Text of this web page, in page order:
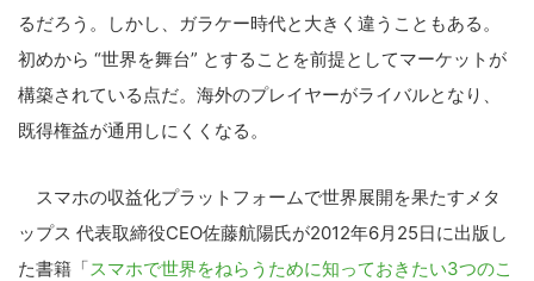
るだろう。しかし、ガラケー時代と大きく違うこともある。
初めから “世界を舞台” とすることを前提としてマーケットが
構築されている点だ。海外のプレイヤーがライバルとなり、
既得権益が通用しにくくなる。
スマホの収益化プラットフォームで世界展開を果たすメタ
ップス 代表取締役CEO佐藤航陽氏が2012年6月25日に出版し
た書籍「スマホで世界をねらうために知っておきたい3つのこ